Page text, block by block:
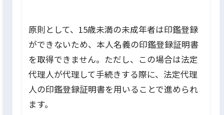
原則として、15歳未満の未成年者は印鑑登録
ができないため、本人名義の印鑑登録証明書
を取得できません。ただし、この場合は法定
代理人が代理して手続きする際に、法定代理
人の印鑑登録証明書を用いることで進められ
ます。